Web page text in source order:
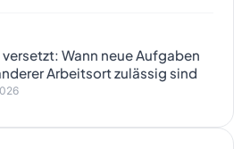
Wann neue Aufgaben
Arbeitsort zulässig sind